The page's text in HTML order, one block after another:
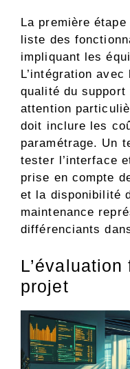
La première
liste des
impliquant les
L’intégration
qualité du support
attention
doit inclure les
paramétrage. Un
tester l’interface
prise en compte
et la disponibilité
maintenance
différenciants
projet